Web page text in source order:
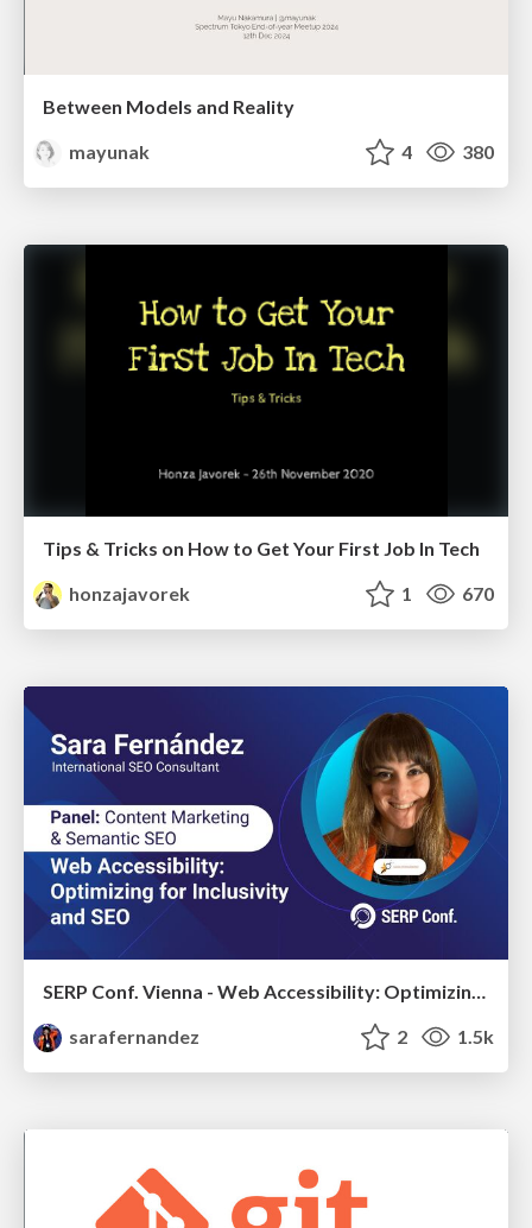
Between Models and Reality
mayunak
4 380
Tips & Tricks on How to Get Your First Job In Tech
honzajavorek
1 670
SERP Conf. Vienna - Web Accessibility: Optimizing for Inclusivity and SEO
sarafernandez
2 1.5k